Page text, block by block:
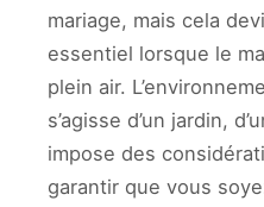
mariage, mais cela
essentiel lorsque le
plein air.
s’agisse d’un jardin,
impose des
garantir que vous